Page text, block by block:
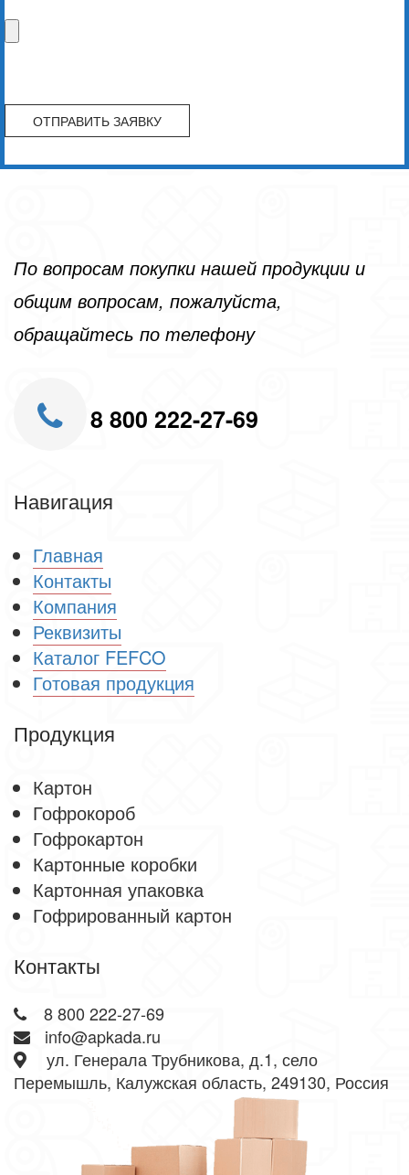
По вопросам покупки нашей продукции и
общим вопросам, пожалуйста,
обращайтесь по телефону
8 800 222-27-69
Навигация
Главная
Контакты
Компания
Реквизиты
Каталог FEFCO
Готовая продукция
Продукция
Картон
Гофрокороб
Гофрокартон
Картонные коробки
Картонная упаковка
Гофрированный картон
Контакты
8 800 222-27-69
info@apkada.ru
ул. Генерала Трубникова, д.1, село
Перемышль, Калужская область, 249130, Россия